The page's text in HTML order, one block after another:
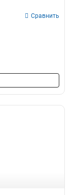
Сравнить